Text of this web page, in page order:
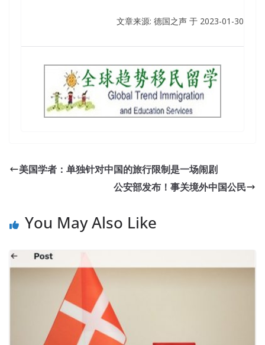
文章来源: 德国之声 于 2023-01-30
美国学者：单独针对中国的旅行限制是一场闹剧
公安部发布！事关境外中国公民
You May Also Like